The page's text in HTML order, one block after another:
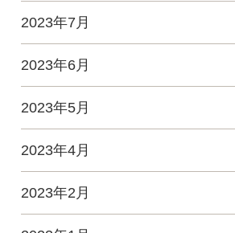
2023年7月
2023年6月
2023年5月
2023年4月
2023年2月